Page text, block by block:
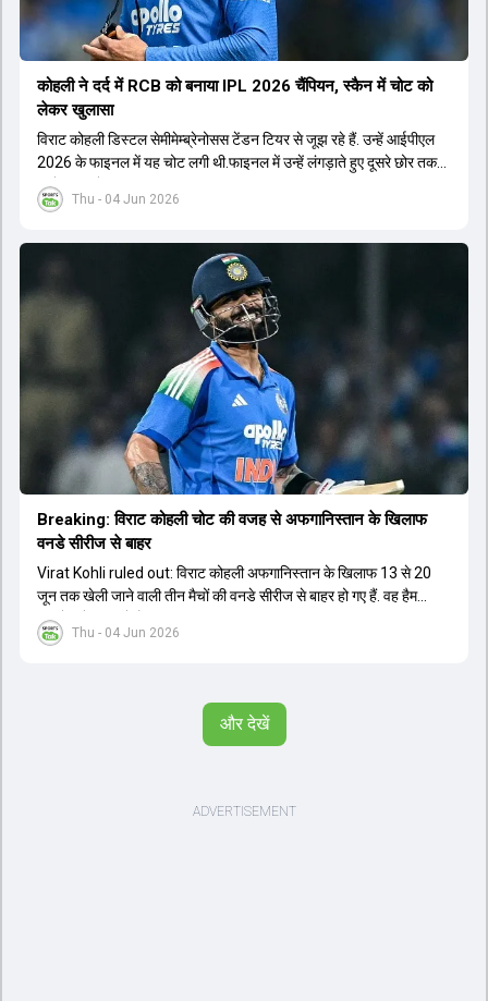
Thu - 04 Jun 2026
कोहली ने दर्द में RCB को बनाया IPL 2026 चैंप‍ियन, स्कैन में चोट को
लेकर खुलासा
विराट कोहली डिस्टल सेमीमेम्ब्रेनोसस टेंडन टियर से जूझ रहे हैं. उन्हें आईपीएल
2026 के फाइनल में यह चोट लगी थी.फाइनल में उन्हें लंगड़ाते हुए दूसरे छोर तक
जाते हुए भी देखा गया था.
Thu - 04 Jun 2026
Breaking: विराट कोहली चोट की वजह से अफगान‍िस्तान के ख‍िलाफ
वनडे सीरीज से बाहर
Virat Kohli ruled out: विराट कोहली अफगान‍िस्तान के ख‍िलाफ 13 से 20
जून तक खेली जाने वाली तीन मैचों की वनडे सीरीज से बाहर हो गए हैं. वह हैमस्ट्रिंग
की चोट से जूझ रहे हैं.
और देखें